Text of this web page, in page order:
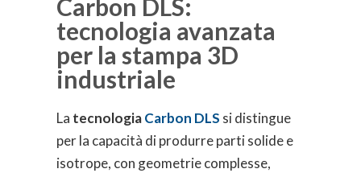
Carbon DLS:
tecnologia avanzata
per la stampa 3D
industriale
La tecnologiaCarbon DLS si distingue
per la capacità di produrre parti solide e
isotrope, con geometrie complesse,